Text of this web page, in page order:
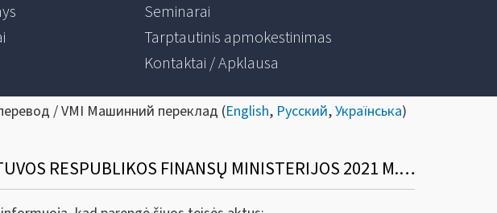
Seminarai
Tarptautinis apmokestinimas
Kontaktai / Apklausa
/ VMI Машинний переклад (English, Русский,Українська)
DĖL TEISĖS AKTŲ (VALSTYBINĖS MOKESČIŲ INSPEKCIJOS PRIE LIETUVOS RESPUBLIKOS FINANSŲ MINISTERIJOS 2021 M. BALANDŽIO 13 D. ĮSAKYMŲ NR. VA-27 IR VA-28)